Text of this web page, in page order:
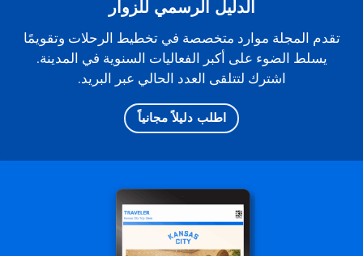
الدليل الرسمي للزوار
تقدم المجلة موارد متخصصة في تخطيط الرحلات وتقويمًا
يسلط الضوء على أكبر الفعاليات السنوية في المدينة.
اشترك لتتلقى العدد الحالي عبر البريد.
اطلب دليلاً مجانياً